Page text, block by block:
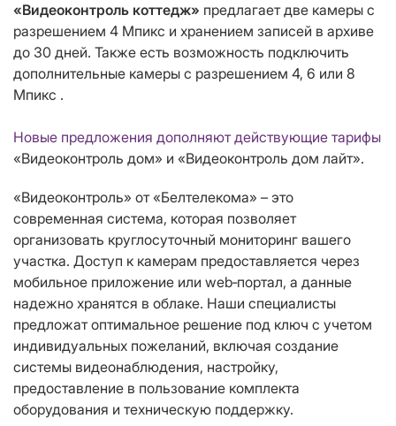
«Видеоконтроль коттедж» предлагает две камеры с
разрешением 4 Мпикс и хранением записей в архиве
до 30 дней. Также есть возможность подключить
дополнительные камеры с разрешением 4, 6 или 8
Мпикс .
Новые предложения дополняют действующие тарифы
«Видеоконтроль дом» и «Видеоконтроль дом лайт».
«Видеоконтроль» от «Белтелекома» – это
современная система, которая позволяет
организовать круглосуточный мониторинг вашего
участка. Доступ к камерам предоставляется через
мобильное приложение или web‑портал, а данные
надежно хранятся в облаке. Наши специалисты
предложат оптимальное решение под ключ с учетом
индивидуальных пожеланий, включая создание
системы видеонаблюдения, настройку,
предоставление в пользование комплекта
оборудования и техническую поддержку.